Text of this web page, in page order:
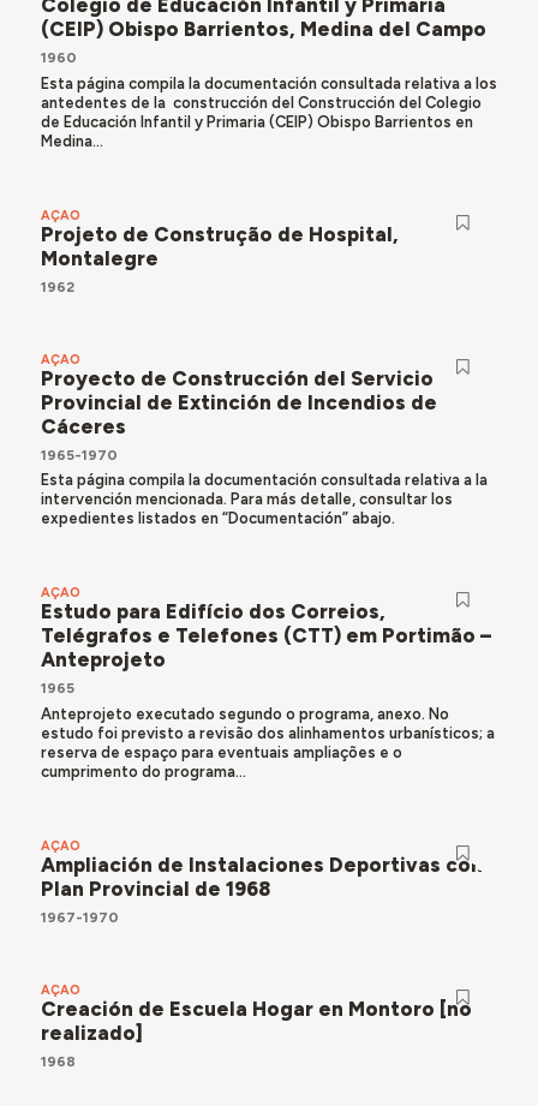
Colegio de Educación Infantil y Primaria
(CEIP) Obispo Barrientos, Medina del Campo
1960
Esta página compila la documentación consultada relativa a los
antedentes de la construcción del Construcción del Colegio
de Educación Infantil y Primaria (CEIP) Obispo Barrientos en
Medina...
AÇÃO
Projeto de Construção de Hospital,
Montalegre
1962
AÇÃO
Proyecto de Construcción del Servicio
Provincial de Extinción de Incendios de
Cáceres
1965-1970
Esta página compila la documentación consultada relativa a la
intervención mencionada. Para más detalle, consultar los
expedientes listados en “Documentación” abajo.
AÇÃO
Estudo para Edifício dos Correios,
Telégrafos e Telefones (CTT) em Portimão –
Anteprojeto
1965
Anteprojeto executado segundo o programa, anexo. No
estudo foi previsto a revisão dos alinhamentos urbanísticos; a
reserva de espaço para eventuais ampliações e o
cumprimento do programa...
AÇÃO
Ampliación de Instalaciones Deportivas con
Plan Provincial de 1968
1967-1970
AÇÃO
Creación de Escuela Hogar en Montoro [no
realizado]
1968